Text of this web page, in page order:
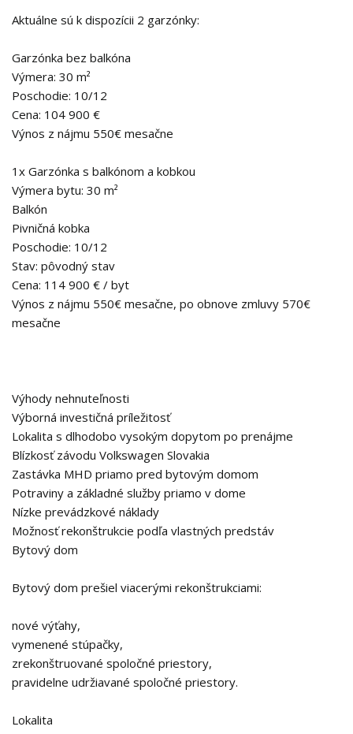
Aktuálne sú k dispozícii 2 garzónky:
Garzónka bez balkóna
Výmera: 30 m²
Poschodie: 10/12
Cena: 104 900 €
Výnos z nájmu 550€ mesačne
1x Garzónka s balkónom a kobkou
Výmera bytu: 30 m²
Balkón
Pivničná kobka
Poschodie: 10/12
Stav: pôvodný stav
Cena: 114 900 € / byt
Výnos z nájmu 550€ mesačne, po obnove zmluvy 570€
mesačne
Výhody nehnuteľnosti
Výborná investičná príležitosť
Lokalita s dlhodobo vysokým dopytom po prenájme
Blízkosť závodu Volkswagen Slovakia
Zastávka MHD priamo pred bytovým domom
Potraviny a základné služby priamo v dome
Nízke prevádzkové náklady
Možnosť rekonštrukcie podľa vlastných predstáv
Bytový dom
Bytový dom prešiel viacerými rekonštrukciami:
nové výťahy,
vymenené stúpačky,
zrekonštruované spoločné priestory,
pravidelne udržiavané spoločné priestory.
Lokalita